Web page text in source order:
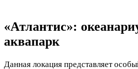
«Атлантис»:
аквапарк
Данная локация представляет